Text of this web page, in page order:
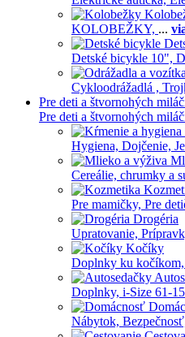
KOLOBEŽKY, ...
Detské bicykle 10",
Cykloodrážadlá ,
Pre deti a štvornohých
Pre deti a štvornohých
Hygiena, Dojčenie,
Cereálie, chrumky a
Pre mamičky, Pre
Drogéria
Upratovanie,
Kočíky
Doplnky ku kočíkom,
Doplnky, i-Size 61-
Nábytok,